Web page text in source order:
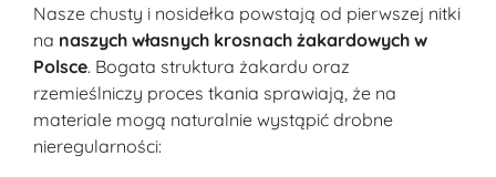
Nasze chusty i nosidełka powstają od pierwszej nitki
na naszych własnych krosnach żakardowych w
Polsce. Bogata struktura żakardu oraz
rzemieślniczy proces tkania sprawiają, że na
materiale mogą naturalnie wystąpić drobne
nieregularności: